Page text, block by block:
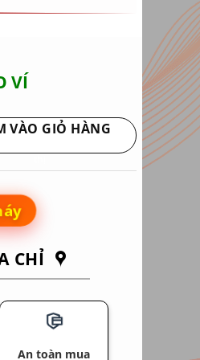
VÍ
VÀO GIỎ HÀNG
CHỈ
An toàn mua